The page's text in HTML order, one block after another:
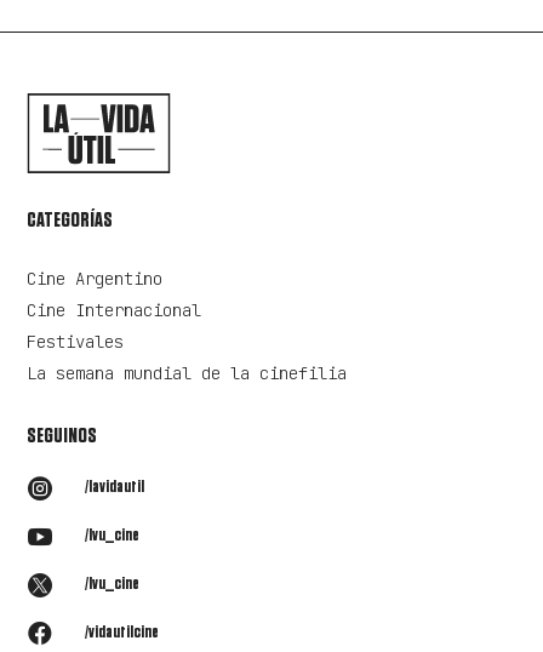
CATEGORÍAS
Cine Argentino
Cine Internacional
Festivales
La semana mundial de la cinefilia
SEGUINOS
 /lavidautil
 /lvu_cine
 /lvu_cine
 /vidautilcine